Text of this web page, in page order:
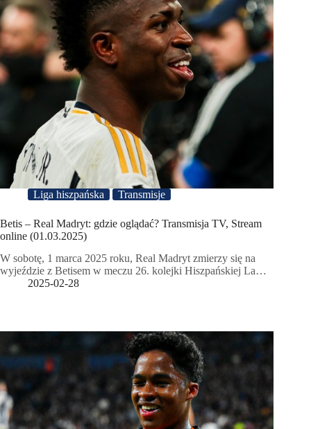
Liga hiszpańska Transmisje
Betis – Real Madryt: gdzie oglądać? Transmisja TV, Stream
online (01.03.2025)
W sobotę, 1 marca 2025 roku, Real Madryt zmierzy się na
wyjeździe z Betisem w meczu 26. kolejki Hiszpańskiej La…
2025-02-28